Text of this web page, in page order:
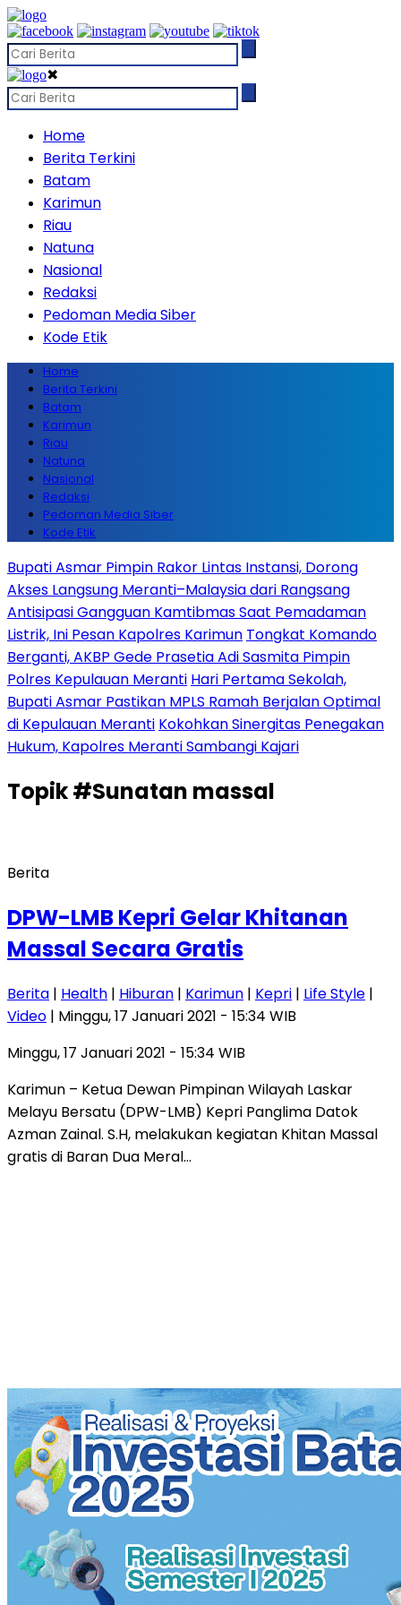
✖
Home
Berita Terkini
Batam
Karimun
Riau
Natuna
Nasional
Redaksi
Pedoman Media Siber
Kode Etik
Home
Berita Terkini
Batam
Karimun
Riau
Natuna
Nasional
Redaksi
Pedoman Media Siber
Kode Etik
Bupati Asmar Pimpin Rakor Lintas Instansi, Dorong
Akses Langsung Meranti–Malaysia dari Rangsang
Antisipasi Gangguan Kamtibmas Saat Pemadaman
Listrik, Ini Pesan Kapolres Karimun Tongkat Komando
Berganti, AKBP Gede Prasetia Adi Sasmita Pimpin
Polres Kepulauan Meranti Hari Pertama Sekolah,
Bupati Asmar Pastikan MPLS Ramah Berjalan Optimal
di Kepulauan Meranti Kokohkan Sinergitas Penegakan
Hukum, Kapolres Meranti Sambangi Kajari
Topik#Sunatan massal
Berita
DPW-LMB Kepri Gelar Khitanan
Massal Secara Gratis
Berita | Health | Hiburan | Karimun | Kepri | Life Style |
Video | Minggu, 17 Januari 2021 - 15:34 WIB
Minggu, 17 Januari 2021 - 15:34 WIB
Karimun – Ketua Dewan Pimpinan Wilayah Laskar
Melayu Bersatu (DPW-LMB) Kepri Panglima Datok
Azman Zainal. S.H, melakukan kegiatan Khitan Massal
gratis di Baran Dua Meral…